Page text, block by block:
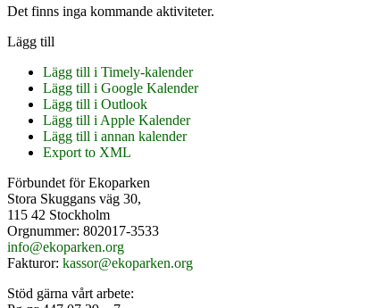
Det finns inga kommande aktiviteter.
Lägg till
Lägg till i Timely-kalender
Lägg till i Google Kalender
Lägg till i Outlook
Lägg till i Apple Kalender
Lägg till i annan kalender
Export to XML
Footer
Förbundet för Ekoparken
Stora Skuggans väg 30,
115 42 Stockholm
Orgnummer: 802017-3533
info@ekoparken.org
Fakturor: kassor@ekoparken.org
Stöd gärna vårt arbete: